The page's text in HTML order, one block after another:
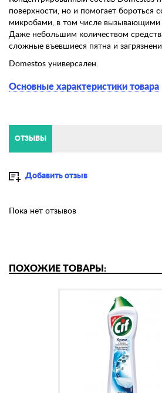
поверхности, но и помогает бороться
микробами, в том числе вызывающими
Даже небольшим количеством
сложные въевшиеся пятна и
Domestos универсален.
Основные характеристики товара
ОТЗЫВЫ
Добавить отзыв
Пока нет отзывов
ПОХОЖИЕ ТОВАРЫ: